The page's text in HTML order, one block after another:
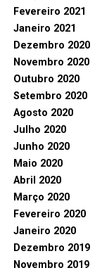
Fevereiro 2021
Janeiro 2021
Dezembro 2020
Novembro 2020
Outubro 2020
Setembro 2020
Agosto 2020
Julho 2020
Junho 2020
Maio 2020
Abril 2020
Março 2020
Fevereiro 2020
Janeiro 2020
Dezembro 2019
Novembro 2019